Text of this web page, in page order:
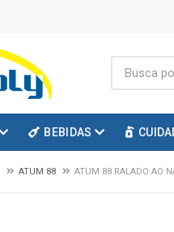
BEBIDAS
ATUM 88 ATUM 88 RALADO AO